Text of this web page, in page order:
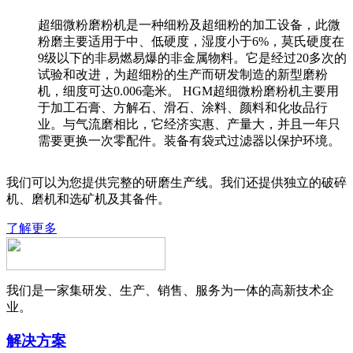
超细微粉磨粉机是一种细粉及超细粉的加工设备，此微
粉磨主要适用于中、低硬度，湿度小于6%，莫氏硬度在
9级以下的非易燃易爆的非金属物料。它是经过20多次的
试验和改进，为超细粉的生产而研发制造的新型磨粉
机，细度可达0.006毫米。 HGM超细微粉磨粉机主要用
于加工石膏、方解石、滑石、涂料、颜料和化妆品行
业。与气流磨相比，它经济实惠、产量大，并且一年只
需要更换一次零配件。装备有袋式过滤器以保护环境。
我们可以为您提供完整的研磨生产线。我们还提供独立的破碎
机、磨机和选矿机及其备件。
了解更多
我们是一家集研发、生产、销售、服务为一体的高新技术企
业。
解决方案